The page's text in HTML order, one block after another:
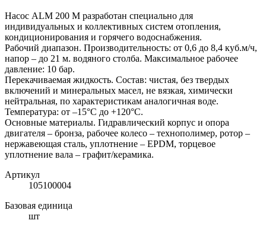
Насос ALM 200 M разработан специально для
индивидуальных и коллективных систем отопления,
кондиционирования и горячего водоснабжения.
Рабочий диапазон. Производительность: от 0,6 до 8,4 куб.м/ч,
напор – до 21 м. водяного столба. Максимальное рабочее
давление: 10 бар.
Перекачиваемая жидкость. Состав: чистая, без твердых
включений и минеральных масел, не вязкая, химически
нейтральная, по характеристикам аналогичная воде.
Температура: от –15°С до +120°С.
Основные материалы. Гидравлический корпус и опора
двигателя – бронза, рабочее колесо – технополимер, ротор –
нержавеющая сталь, уплотнение – EPDM, торцевое
уплотнение вала – графит/керамика.
Артикул
105100004
Базовая единица
шт